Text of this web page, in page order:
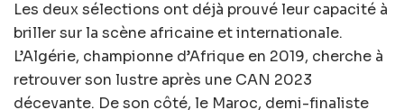
Les deux sélections ont déjà prouvé leur capacité à
briller sur la scène africaine et internationale.
L’Algérie, championne d’Afrique en 2019, cherche à
retrouver son lustre après une CAN 2023
décevante. De son côté, le Maroc, demi-finaliste